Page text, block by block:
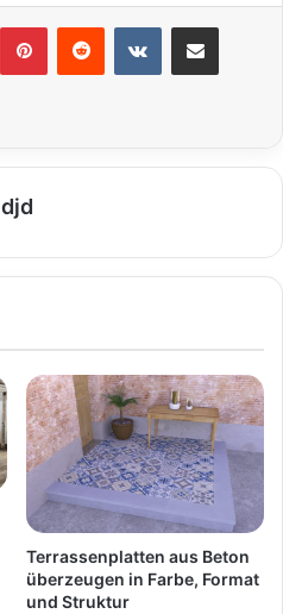
djd
Terrassenplatten aus Beton
überzeugen in Farbe, Format
und Struktur